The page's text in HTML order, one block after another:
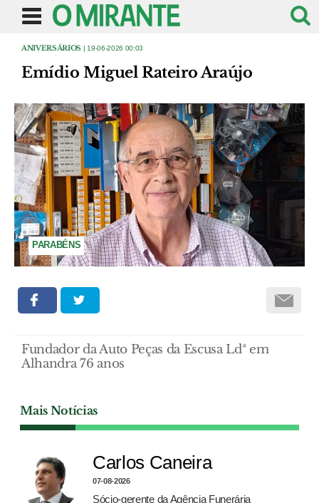
ANIVERSÁRIOS | 19-06-2026 00:03
Emídio Miguel Rateiro Araújo
PARABÉNS
Fundador da Auto Peças da Escusa Ldª em
Alhandra 76 anos
Mais Notícias
Carlos Caneira
07-08-2026
Sócio-gerente da Agência Funerária